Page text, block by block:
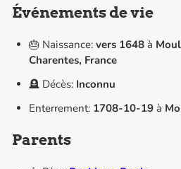
Événements de vie
🎂 Naissance: vers 1648à
Charentes, France
🪦 Décès: Inconnu
Enterrement: 1708-10-19à
Parents